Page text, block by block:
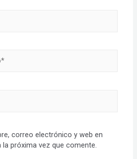
correo electrónico y web en
próxima vez que comente.